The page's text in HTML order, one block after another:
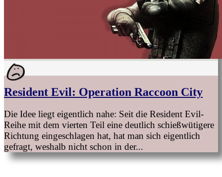
Resident Evil: Operation Raccoon City
Die Idee liegt eigentlich nahe: Seit die Resident Evil-
Reihe mit dem vierten Teil eine deutlich schießwütigere
Richtung eingeschlagen hat, hat man sich eigentlich
gefragt, weshalb nicht schon in der...